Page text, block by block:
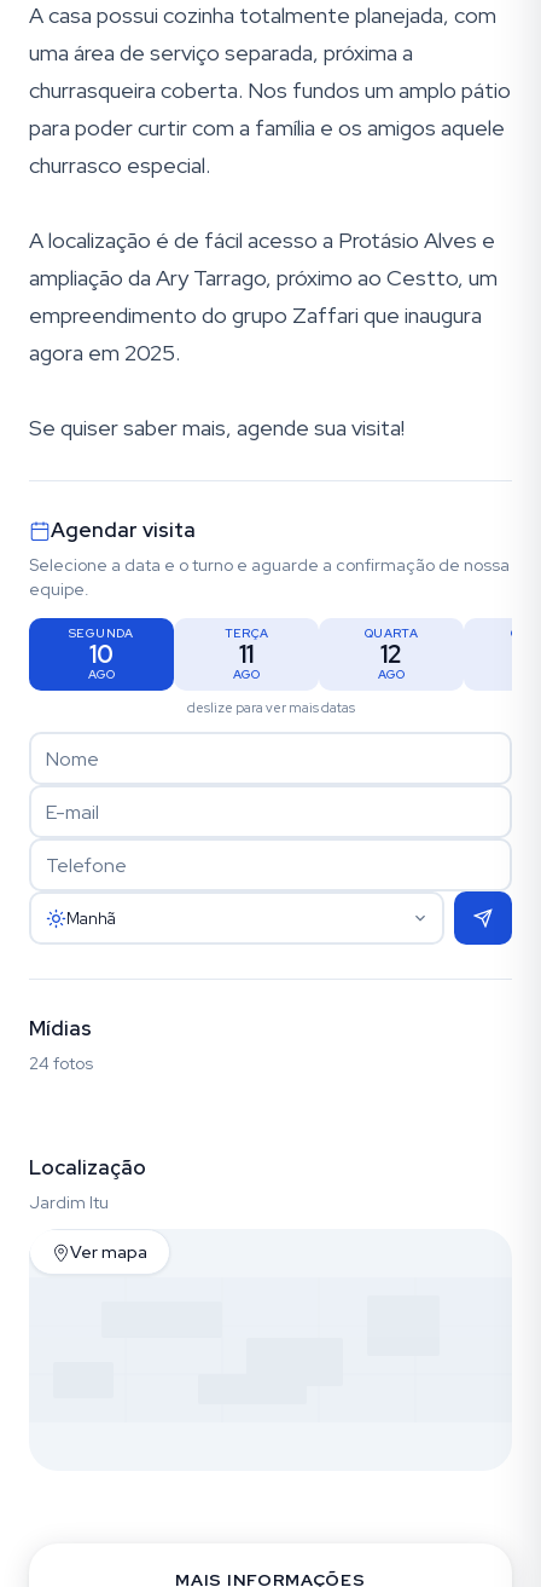
A casa possui cozinha totalmente planejada, com
uma área de serviço separada, próxima a
churrasqueira coberta. Nos fundos um amplo pátio
para poder curtir com a família e os amigos aquele
churrasco especial.
A localização é de fácil acesso a Protásio Alves e
ampliação da Ary Tarrago, próximo ao Cestto, um
empreendimento do grupo Zaffari que inaugura
agora em 2025.
Se quiser saber mais, agende sua visita!
Agendar visita
Selecione a data e o turno e aguarde a confirmação de nossa
equipe.
SEGUNDA
10
AGO
TERÇA
11
AGO
QUARTA
12
AGO
deslize para ver mais datas
Manhã
Mídias
24 fotos
Localização
Jardim Itu
Ver mapa
MAIS INFORMAÇÕES